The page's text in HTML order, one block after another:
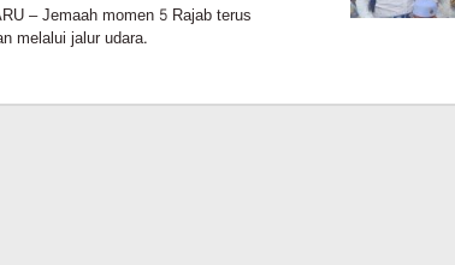
– Jemaah momen 5 Rajab terus
melalui jalur udara.